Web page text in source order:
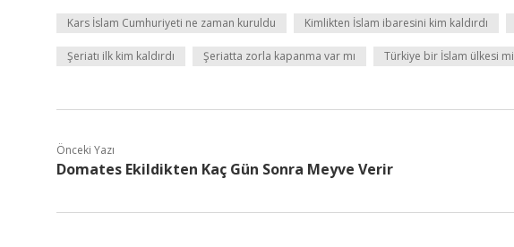
Kars İslam Cumhuriyeti ne zaman kuruldu Kimlikten İslam ibaresini kim kaldırdı
Şeriatı ilk kim kaldırdı Şeriatta zorla kapanma var mı Türkiye bir İslam ülkesi mi
Önceki Yazı
Domates Ekildikten Kaç Gün Sonra Meyve Verir